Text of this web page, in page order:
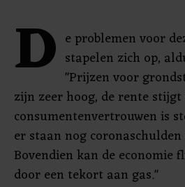
D e problemen voor
stapelen zich op,
"Prijzen voor
zijn zeer hoog, de rente
consumentenvertrouwen is
er staan nog
Bovendien kan de economie
door een tekort aan gas."